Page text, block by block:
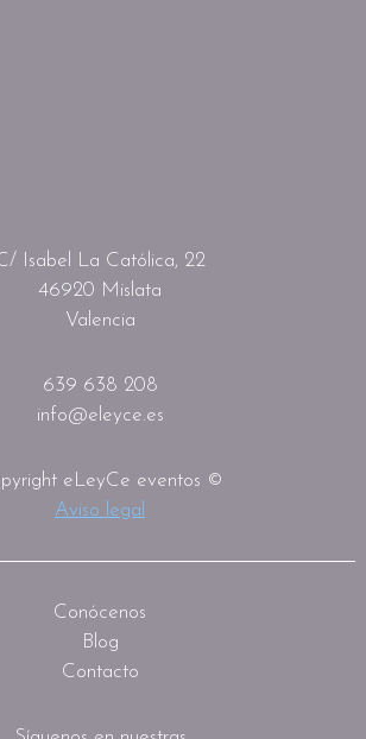
Isabel La Católica, 22
46920 Mislata
Valencia
639 638 208
info@eleyce.es
eLeyCe eventos ©
Aviso legal
Conócenos
Blog
Contacto